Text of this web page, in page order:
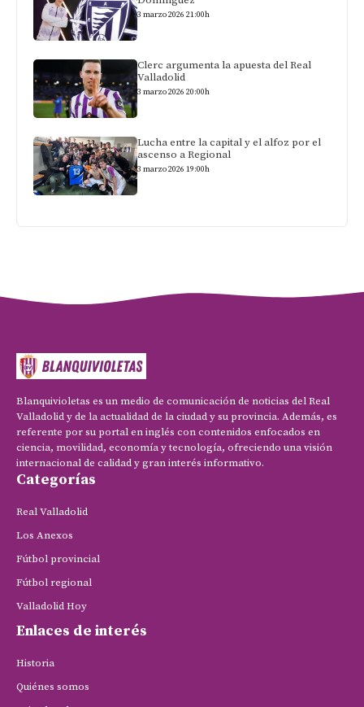
3 marzo 2026 21:00h
Clerc argumenta la apuesta del Real
Valladolid
3 marzo 2026 20:00h
Lucha entre la capital y el alfoz por el
ascenso a Regional
3 marzo 2026 19:00h
Blanquivioletas es un medio de comunicación de noticias del Real
Valladolid y de la actualidad de la ciudad y su provincia. Además, es
referente por su portal en inglés con contenidos enfocados en
ciencia, movilidad, economía y tecnología, ofreciendo una visión
internacional de calidad y gran interés informativo.
Categorías
Real Valladolid
Los Anexos
Fútbol provincial
Fútbol regional
Valladolid Hoy
Enlaces de interés
Historia
Quiénes somos